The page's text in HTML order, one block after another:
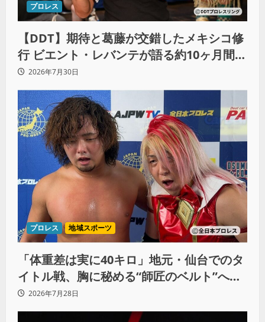
プロレス
【DDT】期待と葛藤が交錯したメキシコ修
行 ビエント・レバンテが語る約10ヶ月間の
苦悩「くすぶっている自分に腹を立ててい
る」
2026年7月30日
プロレス 地域スポーツ
「体重差は実に40キロ」地元・仙台でのタ
イトル戦、胸に秘める“師匠のベルト”への
想いと同期決戦への決意
2026年7月28日